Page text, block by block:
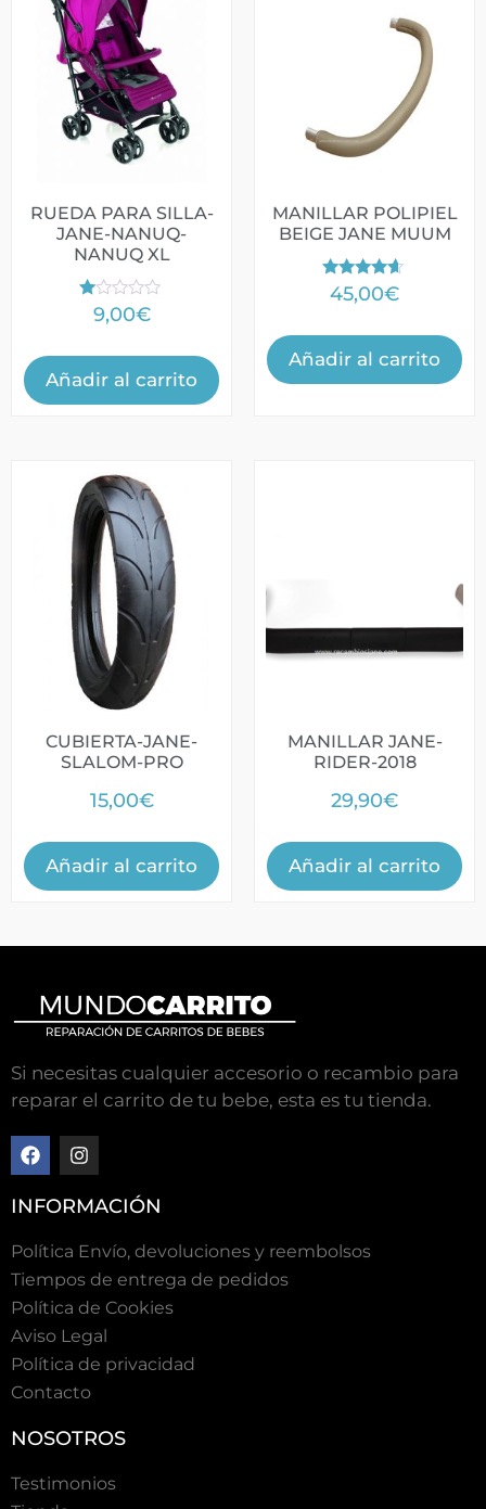
RUEDA PARA SILLA-
JANE-NANUQ-
NANUQ XL
V
ad
o
co
n
5
9,00€
Añadir al carrito
MANILLAR POLIPIEL
BEIGE JANE MUUM
Valorado
con
de 5
45,00€
Añadir al carrito
CUBIERTA-JANE-
SLALOM-PRO
15,00€
Añadir al carrito
MANILLAR JANE-
RIDER-2018
29,90€
Añadir al carrito
Si necesitas cualquier accesorio o recambio para
reparar el carrito de tu bebe, esta es tu tienda.
INFORMACIÓN
Política Envío, devoluciones y reembolsos
Tiempos de entrega de pedidos
Polí­tica de Cookies
Aviso Legal
Política de privacidad
Contacto
NOSOTROS
Testimonios